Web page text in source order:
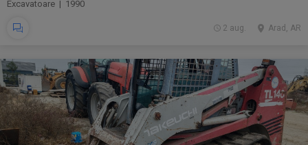
Excavatoare | 1990
Arad, AR
2 aug.